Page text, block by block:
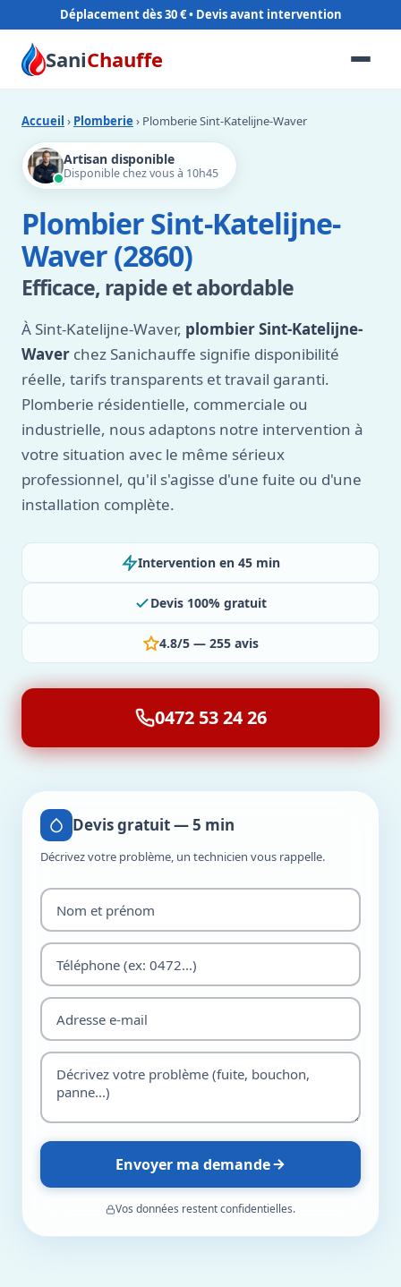
Déplacement dès 30 €
SaniChauffe
Accueil › Plomberie › Plomberie Sint-Katelijne-Waver
Artisan disponible
Disponible chez vous à 10h45
Plombier Sint-Katelijne-
Waver (2860)
Efficace, rapide et abordable
À Sint-Katelijne-Waver, plombier Sint-Katelijne-
Waver chez Sanichauffe signifie disponibilité
réelle, tarifs transparents et travail garanti.
Plomberie résidentielle, commerciale ou
industrielle, nous adaptons notre intervention à
votre situation avec le même sérieux
professionnel, qu'il s'agisse d'une fuite ou d'une
installation complète.
Intervention en 45 min
Devis 100% gratuit
4.8/5 — 255 avis
0472 53 24 26
Devis gratuit — 5 min
Décrivez votre problème, un technicien vous rappelle.
Envoyer ma demande
Vos données restent confidentielles.